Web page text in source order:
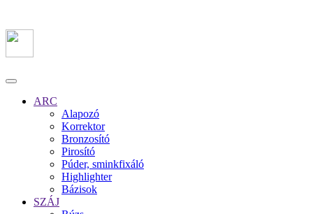
ARC
Alapozó
Korrektor
Bronzosító
Pirosító
Púder, sminkfixáló
Highlighter
Bázisok
SZÁJ